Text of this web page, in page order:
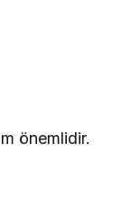
önemlidir.